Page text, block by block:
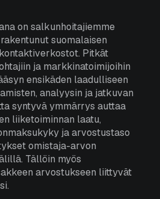
on salkunhoitajiemme
suomalaisen
Pitkät
ja markkinatoimijoihin
ensikäden laadulliseen
analyysin ja jatkuvan
syntyvä ymmärrys auttaa
liiketoiminnan laatu,
ja arvostustaso
omistaja-arvon
Tällöin myös
arvostukseen liittyvät